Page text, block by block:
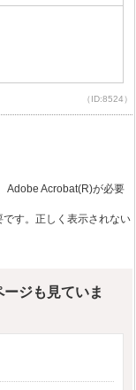
（ID:8524）
Adobe Acrobat(R)が必要
す。正しく表示されない
ジも見ていま